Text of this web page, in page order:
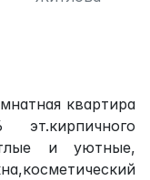
квартира
и уютные,